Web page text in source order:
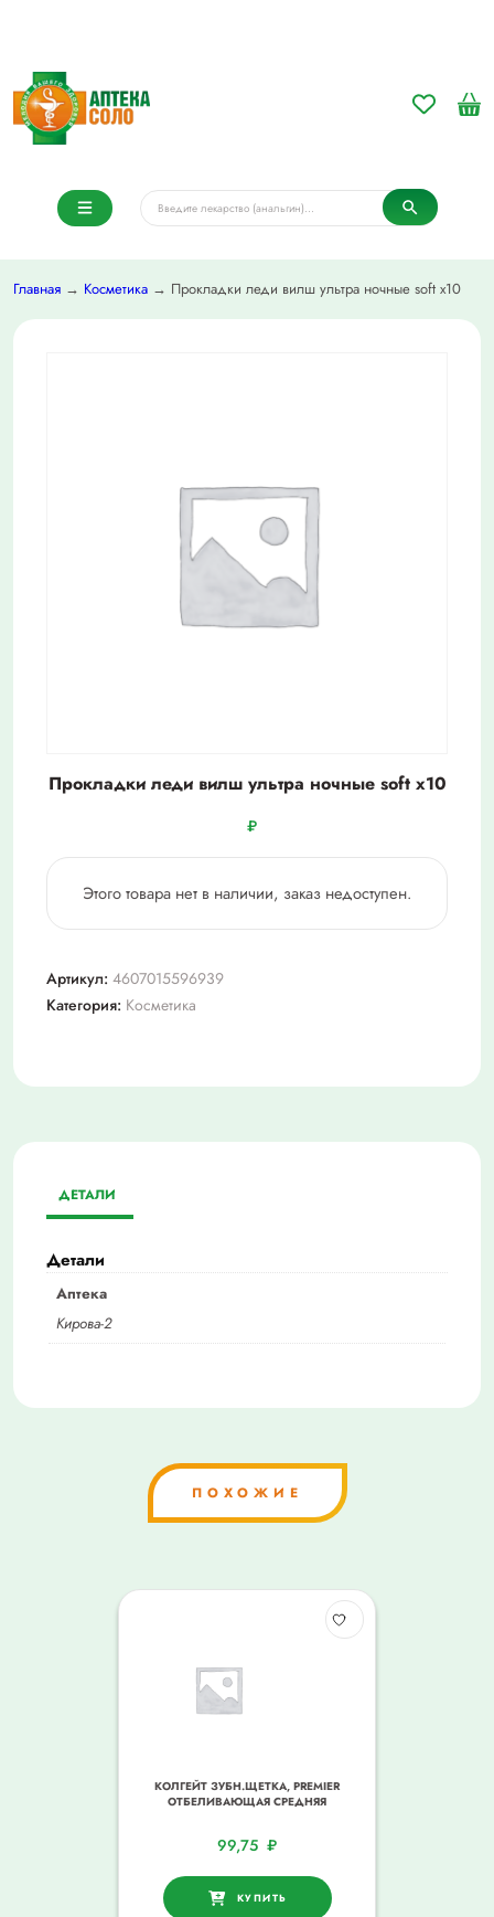
Главная → Косметика → Прокладки леди вилш ультра ночные soft х10
Прокладки леди вилш ультра ночные soft х10
₽
Этого товара нет в наличии, заказ недоступен.
Артикул: 4607015596939
Категория: Косметика
ДЕТАЛИ
Детали
Аптека
Кирова-2
ПОХОЖИЕ
КОЛГЕЙТ ЗУБН.ЩЕТКА, PREMIER
ОТБЕЛИВАЮЩАЯ СРЕДНЯЯ
99,75 ₽
КУПИТЬ